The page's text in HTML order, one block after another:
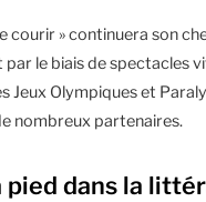
courir » continuera son
le biais de spectacles
Jeux Olympiques et
nombreux partenaires.
pied dans la